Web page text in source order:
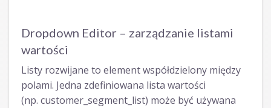
Dropdown Editor – zarządzanie listami
wartości
Listy rozwijane to element współdzielony między
polami. Jedna zdefiniowana lista wartości
(np. customer_segment_list) może być używana